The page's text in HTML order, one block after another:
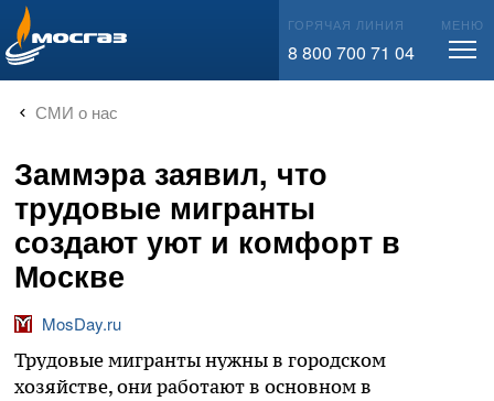
info@mos-gaz.ru ГОРЯЧАЯ ЛИНИЯ
8 800 700 71 04
МЕНЮ
СМИ о нас
Заммэра заявил, что
трудовые мигранты
создают уют и комфорт в
Москве
MosDay.ru
Трудовые мигранты нужны в городском
хозяйстве, они работают в основном в